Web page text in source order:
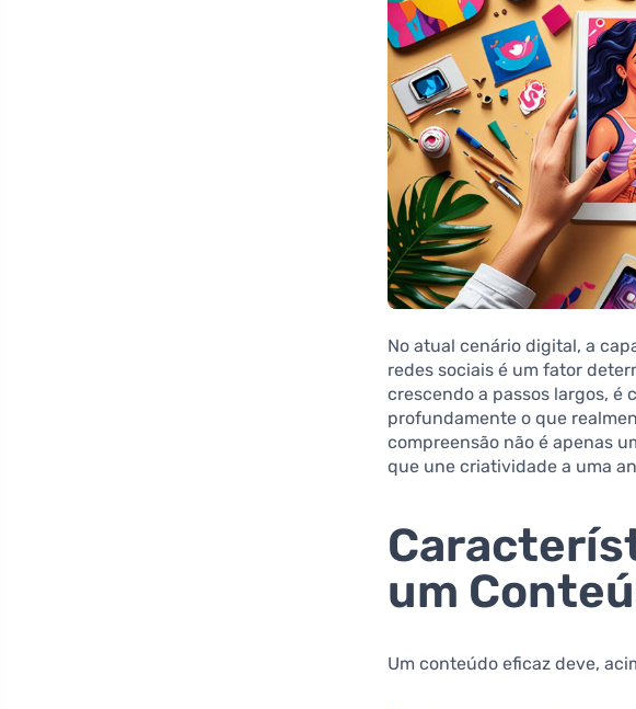
No atual cenário digital, a
redes sociais é um fator
crescendo a passos largos, é
profundamente o que
compreensão não é apenas
que une criatividade a uma
um
Um conteúdo eficaz deve,